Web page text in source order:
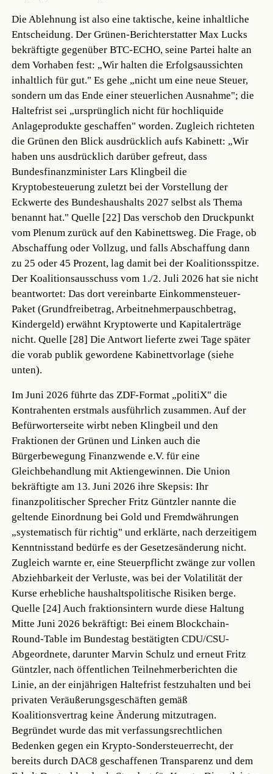
Die Ablehnung ist also eine taktische, keine inhaltliche
Entscheidung. Der Grünen-Berichterstatter Max Lucks
bekräftigte gegenüber BTC-ECHO, seine Partei halte an
dem Vorhaben fest: „Wir halten die Erfolgsaussichten
inhaltlich für gut." Es gehe „nicht um eine neue Steuer,
sondern um das Ende einer steuerlichen Ausnahme"; die
Haltefrist sei „ursprünglich nicht für hochliquide
Anlageprodukte geschaffen" worden. Zugleich richteten
die Grünen den Blick ausdrücklich aufs Kabinett: „Wir
haben uns ausdrücklich darüber gefreut, dass
Bundesfinanzminister Lars Klingbeil die
Kryptobesteuerung zuletzt bei der Vorstellung der
Eckwerte des Bundeshaushalts 2027 selbst als Thema
benannt hat."Quelle [22] Das verschob den Druckpunkt
vom Plenum zurück auf den Kabinettsweg. Die Frage, ob
Abschaffung oder Vollzug, und falls Abschaffung dann
zu 25 oder 45 Prozent, lag damit bei der Koalitionsspitze.
Der Koalitionsausschuss vom 1./2. Juli 2026 hat sie nicht
beantwortet: Das dort vereinbarte Einkommensteuer-
Paket (Grundfreibetrag, Arbeitnehmerpauschbetrag,
Kindergeld) erwähnt Kryptowerte und Kapitalerträge
nicht.Quelle [28] Die Antwort lieferte zwei Tage später
die vorab publik gewordene Kabinettvorlage (siehe
unten).
Im Juni 2026 führte das ZDF-Format „politiX" die
Kontrahenten erstmals ausführlich zusammen. Auf der
Befürworterseite wirbt neben Klingbeil und den
Fraktionen der Grünen und Linken auch die
Bürgerbewegung Finanzwende e.V. für eine
Gleichbehandlung mit Aktiengewinnen. Die Union
bekräftigte am 13. Juni 2026 ihre Skepsis: Ihr
finanzpolitischer Sprecher Fritz Güntzler nannte die
geltende Einordnung bei Gold und Fremdwährungen
„systematisch für richtig" und erklärte, nach derzeitigem
Kenntnisstand bedürfe es der Gesetzesänderung nicht.
Zugleich warnte er, eine Steuerpflicht zwänge zur vollen
Abziehbarkeit der Verluste, was bei der Volatilität der
Kurse erhebliche haushaltspolitische Risiken berge.
Quelle [24] Auch fraktionsintern wurde diese Haltung
Mitte Juni 2026 bekräftigt: Bei einem Blockchain-
Round-Table im Bundestag bestätigten CDU/CSU-
Abgeordnete, darunter Marvin Schulz und erneut Fritz
Güntzler, nach öffentlichen Teilnehmerberichten die
Linie, an der einjährigen Haltefrist festzuhalten und bei
privaten Veräußerungsgeschäften gemäß
Koalitionsvertrag keine Änderung mitzutragen.
Begründet wurde das mit verfassungsrechtlichen
Bedenken gegen ein Krypto-Sondersteuerrecht, der
bereits durch DAC8 geschaffenen Transparenz und dem